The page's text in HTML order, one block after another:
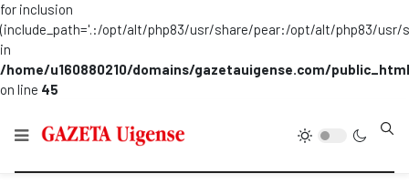
for inclusion
(include_path='.:/opt/alt/php83/usr/share/pear:/opt/alt/php83/
in
/home/u160880210/domains/gazetauigense.com/
on line 45